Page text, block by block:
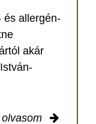
és allergén-
akár